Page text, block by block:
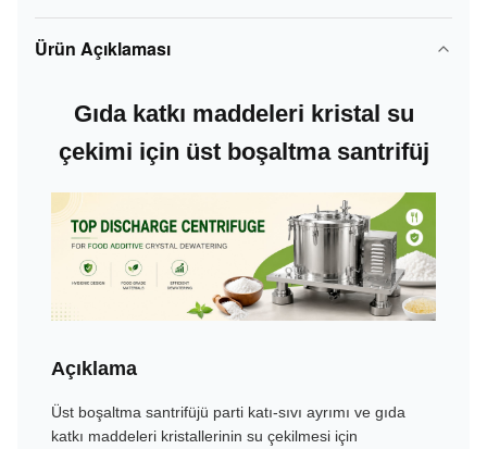
Ürün Açıklaması
Gıda katkı maddeleri kristal su
çekimi için üst boşaltma santrifüj
Açıklama
Üst boşaltma santrifüjü parti katı-sıvı ayrımı ve gıda
katkı maddeleri kristallerinin su çekilmesi için